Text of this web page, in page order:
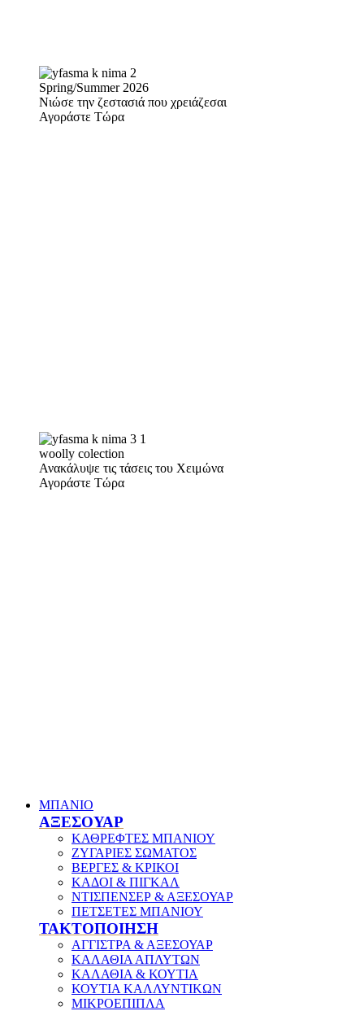
Spring/Summer 2026
Νιώσε την ζεστασιά που χρειάζεσαι
Αγοράστε Τώρα
woolly colection
Ανακάλυψε τις τάσεις του Χειμώνα
Αγοράστε Τώρα
ΜΠΑΝΙΟ
ΑΞΕΣΟΥΑΡ
ΚΑΘΡΕΦΤΕΣ ΜΠΑΝΙΟΥ
ΖΥΓΑΡΙΕΣ ΣΩΜΑΤΟΣ
ΒΕΡΓΕΣ & ΚΡΙΚΟΙ
ΚΑΔΟΙ & ΠΙΓΚΑΛ
ΝΤΙΣΠΕΝΣΕΡ & ΑΞΕΣΟΥΑΡ
ΠΕΤΣΕΤΕΣ ΜΠΑΝΙΟΥ
ΤΑΚΤΟΠΟΙΗΣΗ
ΑΓΓΙΣΤΡΑ & ΑΞΕΣΟΥΑΡ
ΚΑΛΑΘΙΑ ΑΠΛΥΤΩΝ
ΚΑΛΑΘΙΑ & ΚΟΥΤΙΑ
ΚΟΥΤΙΑ ΚΑΛΛΥΝΤΙΚΩΝ
ΜΙΚΡΟΕΠΙΠΛΑ